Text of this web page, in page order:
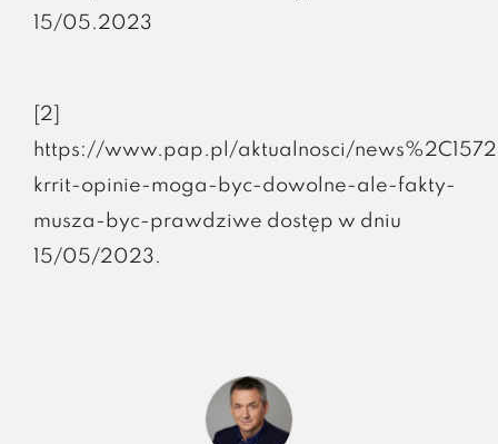
15/05.2023
[2]
https://www.pap.pl/aktualnosci/
krrit-opinie-moga-byc-dowolne-ale-fakty-
musza-byc-prawdziwe dostęp w dniu
15/05/2023.